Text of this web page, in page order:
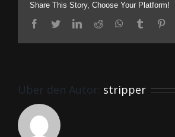
Share This Story, Choose Your Platform!
facebook
twitterlinkedinreddit whatsapptumblr
Über den Autor: stripper